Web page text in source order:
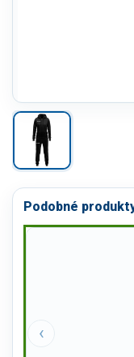
Podobné
‹